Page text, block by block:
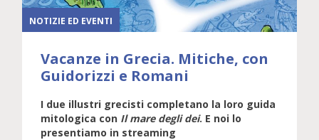
NOTIZIE ED EVENTI
Vacanze in Grecia. Mitiche, con
Guidorizzi e Romani
I due illustri grecisti completano la loro guida
mitologica con Il mare degli dei. E noi lo
presentiamo in streaming